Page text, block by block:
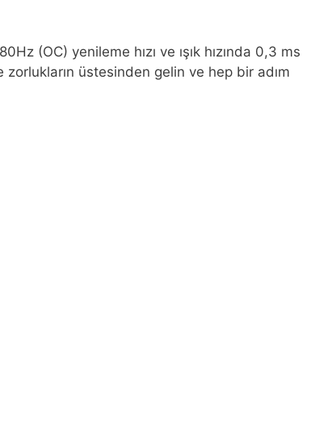
(OC) yenileme hızı ve ışık hızında 0,3 ms
üstesinden gelin ve hep bir adım